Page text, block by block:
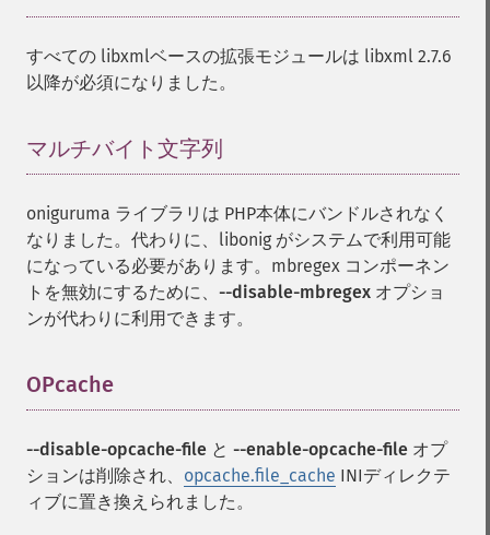
すべての libxmlベースの拡張モジュールは libxml 2.7.6
以降が必須になりました。
マルチバイト文字列
oniguruma ライブラリは PHP本体にバンドルされなく
なりました。代わりに、libonig がシステムで利用可能
になっている必要があります。mbregex コンポーネン
トを無効にするために、 --disable-mbregex オプショ
ンが代わりに利用できます。
OPcache
--disable-opcache-file と --enable-opcache-file オプ
ションは削除され、 opcache.file_cache INIディレクテ
ィブに置き換えられました。